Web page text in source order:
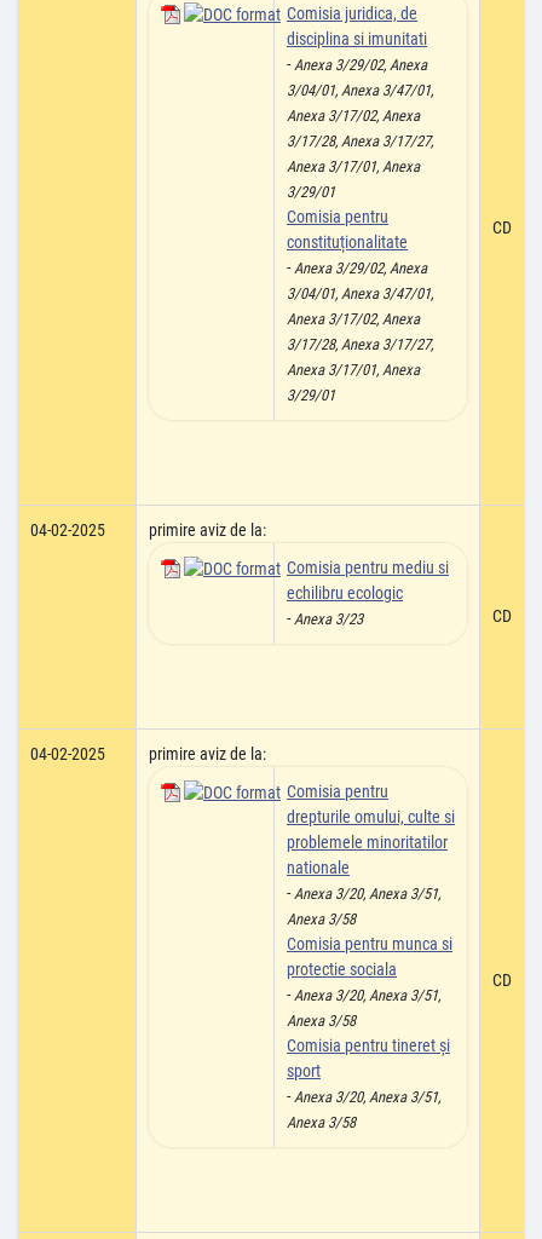
Comisia juridica, de
disciplina si imunitati
-Anexa 3/29/02, Anexa
3/04/01, Anexa 3/47/01,
Anexa 3/17/02, Anexa
3/17/28, Anexa 3/17/27,
Anexa 3/17/01, Anexa
3/29/01
Comisia pentru
constituționalitate
-Anexa 3/29/02, Anexa
3/04/01, Anexa 3/47/01,
Anexa 3/17/02, Anexa
3/17/28, Anexa 3/17/27,
Anexa 3/17/01, Anexa
3/29/01
CD
04-02-2025
primire aviz de la:
Comisia pentru mediu si
echilibru ecologic
-Anexa 3/23 CD
04-02-2025
primire aviz de la:
Comisia pentru
drepturile omului, culte si
problemele minoritatilor
nationale
-Anexa 3/20, Anexa 3/51,
Anexa 3/58
Comisia pentru munca si
protectie sociala
-Anexa 3/20, Anexa 3/51,
Anexa 3/58
Comisia pentru tineret și
sport
-Anexa 3/20, Anexa 3/51,
Anexa 3/58
CD